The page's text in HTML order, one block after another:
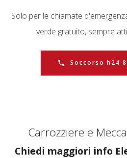
Solo per le chiamate
verde gratuito, sempre
Soccorso h24
Carrozziere e
Chiedi maggiori info